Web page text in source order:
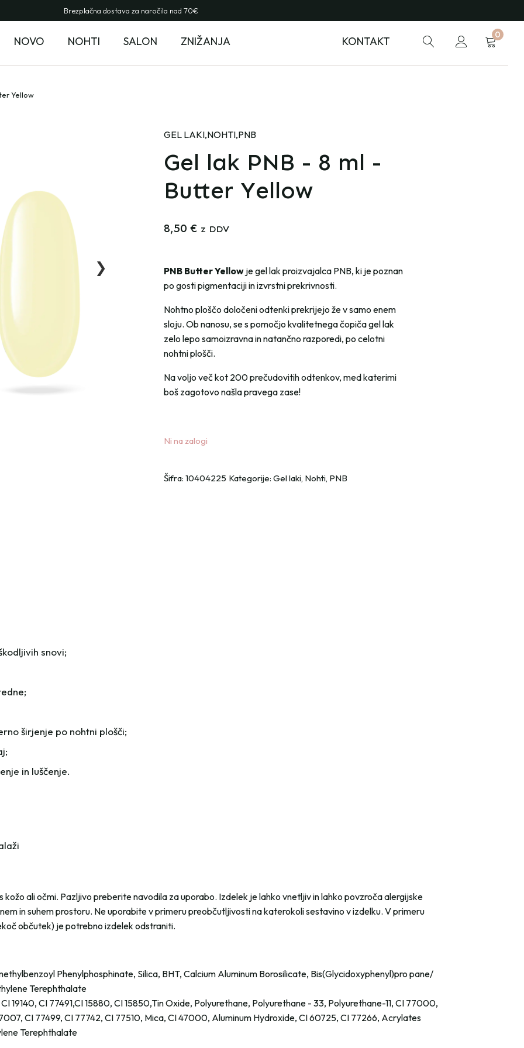
Brezplačna dostava za naročila nad 70€
NOVO NOHTI SALON ZNIŽANJA KONTAKT 0
Yellow
❯
GEL LAKI,NOHTI,PNB
Gel lak PNB - 8 ml -
Butter Yellow
8,50 € z DDV
PNB Butter Yellow je gel lak proizvajalca PNB, ki je poznan
po gosti pigmentaciji in izvrstni prekrivnosti.
Nohtno ploščo določeni odtenki prekrijejo že v samo enem
sloju. Ob nanosu, se s pomočjo kvalitetnega čopiča gel lak
zelo lepo samoizravna in natančno razporedi, po celotni
nohtni plošči.
Na voljo več kot 200 prečudovitih odtenkov, med katerimi
boš zagotovo našla pravega zase!
Ni na zalogi
Šifra: 10404225 Kategorije: Gel laki, Nohti, PNB
snovi;
širjenje po nohtni plošči;
in luščenje.
ali očmi. Pazljivo preberite navodila za uporabo. Izdelek je lahko vnetljiv in lahko povzroča alergijske
in suhem prostoru. Ne uporabite v primeru preobčutljivosti na katerokoli sestavino v izdelku. V primeru
občutek) je potrebno izdelek odstraniti.
Phenylphosphinate, Silica, BHT, Calcium Aluminum Borosilicate, Bis(Glycidoxyphenyl)pro pane/
Terephthalate
19140, CI 77491,CI 15880, CI 15850,Tin Oxide, Polyurethane, Polyurethane - 33, Polyurethane-11, CI 77000,
CI 77499, CI 77742, CI 77510, Mica, CI 47000, Aluminum Hydroxide, CI 60725, CI 77266, Acrylates
Terephthalate